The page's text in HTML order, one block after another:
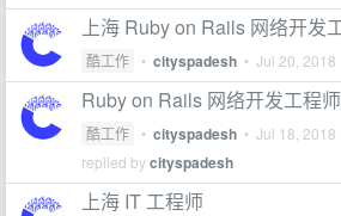
上海 Ruby on Rails 网络开发
酷工作 • cityspadesh • Jul 20, 2018
Ruby on Rails 网络开发工程
酷工作 • cityspadesh • Jul 18, 2018
replied bycityspadesh
上海 IT 工程师